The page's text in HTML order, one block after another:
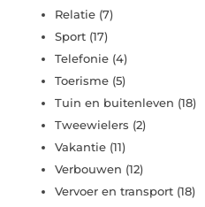
Relatie (7)
Sport (17)
Telefonie (4)
Toerisme (5)
Tuin en buitenleven (18)
Tweewielers (2)
Vakantie (11)
Verbouwen (12)
Vervoer en transport (18)